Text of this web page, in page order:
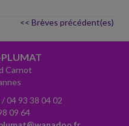
<< Brèves précédent(es)
PLUMAT
Carnot
04 93 38 04 02
09 64